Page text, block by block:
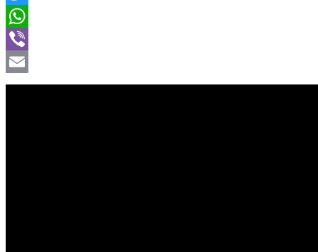
Twitter
WhatsApp
Viber
Email